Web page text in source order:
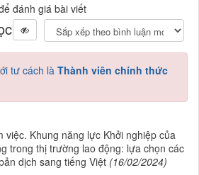
đánh giá bài viết
tư cách là Thành viên chính thức
việc. Khung năng lực Khởi nghiệp của
trong thị trường lao động: lựa chọn các
dịch sang tiếng Việt (16/02/2024)